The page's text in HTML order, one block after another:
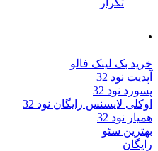
.
خرید بک لینک فالو
آپدیت نود 32
پسورد نود 32
اوکلی لایسنس رایگان نود 32
همیار نود 32
بهترین سئو
رایگان